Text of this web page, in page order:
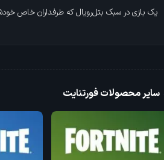
یک بازی در سبک بتل‌رویال که طرفداران خاص خودشو داره. بتل‌رویال سبکی از بازی که در ابتدا ۱۰۰ نفر
سایر محصولات فورتنایت